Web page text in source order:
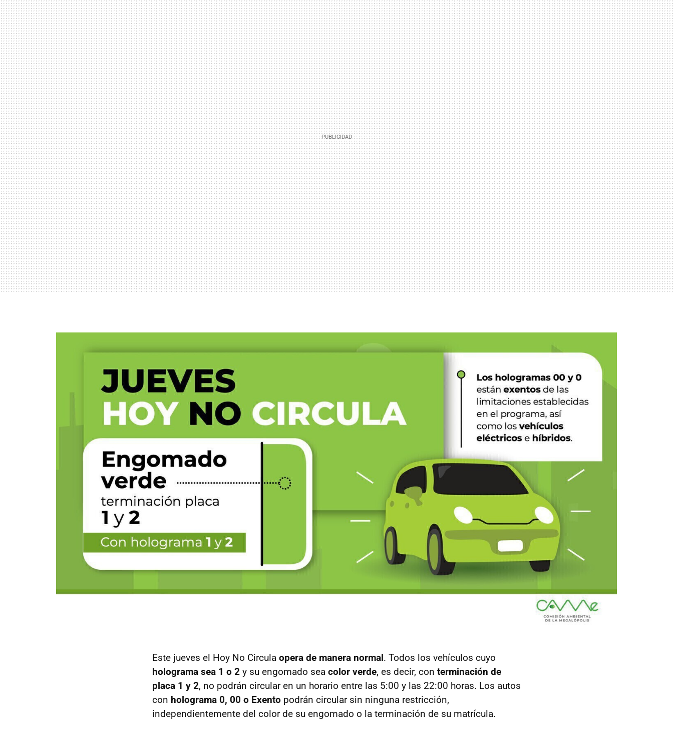
Este jueves el Hoy No Circula opera de manera normal. Todos los vehículos cuyo
holograma sea 1 o 2 y su engomado sea color verde, es decir, con terminación de
placa 1 y 2, no podrán circular en un horario entre las 5:00 y las 22:00 horas. Los autos
con holograma 0, 00 o Exento podrán circular sin ninguna restricción,
independientemente del color de su engomado o la terminación de su matrícula.